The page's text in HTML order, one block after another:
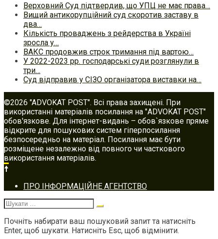
Верховний Суд підтвердив, що УПЦ не має права…
Вищий антикорупційний суд скоротив заставу в
два…
Кількість проваджень з рейдерства в Україні
зросла у…
ВАКС продовжив строк тримання під вартою…
У 2022-2023 рр. господарські суди розглянули в
три…
Суд відправив у СІЗО організатора виставки на…
©2026 "ADVOKAT POST". Всі права захищені. При
використанні матеріалів посилання на "ADVOKAT POST"
обов'язкове. Для інтернет-видань – обов`язкове пряме
відкрите для пошукових систем гіперпосилання
безпосередньо на матеріал. Посилання має бути
розміщене незалежно від повного чи часткового
використання матеріалів.
Footer
navigation
ПРО ІНФОРМАЦІЙНЕ АГЕНТСТВО
Шукати:
Почніть набирати ваш пошуковий запит та натисніть
Enter, щоб шукати. Натисніть Esc, щоб відмінити.